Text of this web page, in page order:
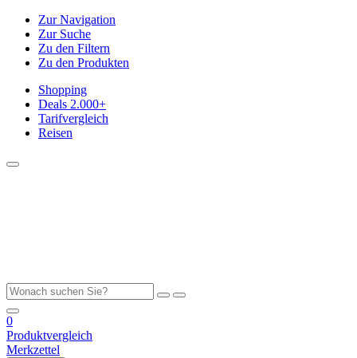
Zur Navigation
Zur Suche
Zu den Filtern
Zu den Produkten
Shopping
Deals 2.000+
Tarifvergleich
Reisen
0
Produktvergleich
Merkzettel